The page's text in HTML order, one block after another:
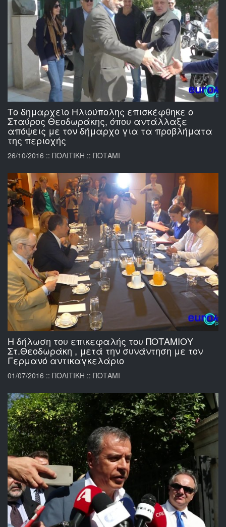
Το δημαρχείο Ηλιούπολης επισκέφθηκε ο
Σταύρος Θεοδωράκης, όπου αντάλλαξε
απόψεις με τον δήμαρχο για τα προβλήματα
της περιοχής
26/10/2016 :: ΠΟΛΙΤΙΚΗ :: ΠΟΤΑΜΙ
Η δήλωση του επικεφαλής του ΠΟΤΑΜΙΟΥ
Στ.Θεοδωράκη , μετά την συνάντηση με τον
Γερμανό αντικαγκελάριο
01/07/2016 :: ΠΟΛΙΤΙΚΗ :: ΠΟΤΑΜΙ